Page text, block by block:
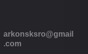
arkonsksro​@gmail​
.com